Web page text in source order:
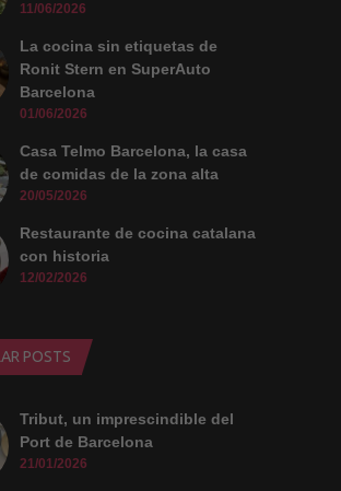
11/06/2026
La cocina sin etiquetas de
Ronit Stern en SuperAuto
Barcelona
01/06/2026
Casa Telmo Barcelona, la casa
de comidas de la zona alta
20/05/2026
Restaurante de cocina catalana
con historia
12/02/2026
POSTS
Tribut, un imprescindible del
Port de Barcelona
21/01/2026